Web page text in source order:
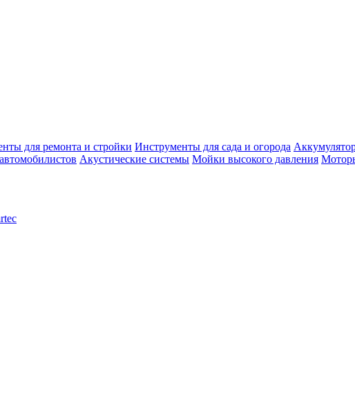
для ремонта и стройки Инструменты для сада и огорода
Акустические системы Мойки высокого давления